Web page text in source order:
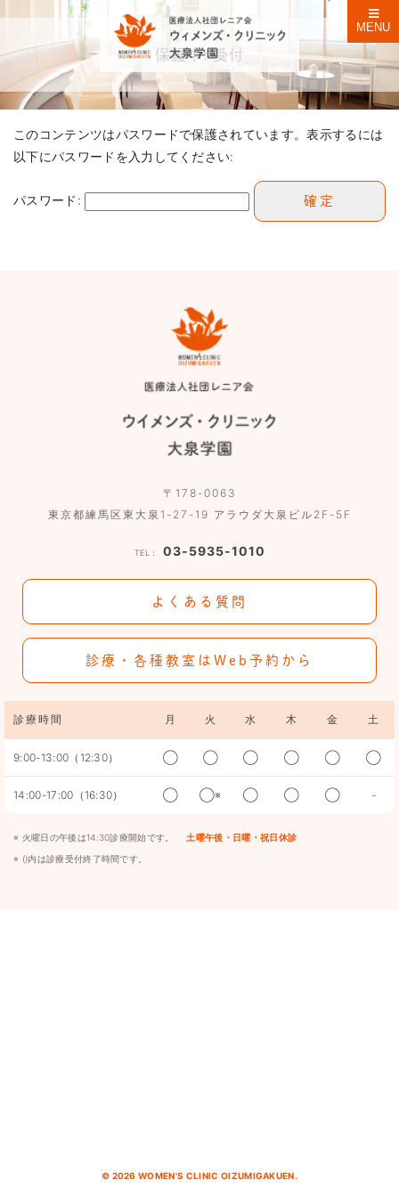
MENU
保護中: 受付
このコンテンツはパスワードで保護されています。表示するには
以下にパスワードを入力してください:
パスワード:
〒178-0063
東京都練馬区東大泉1-27-19 アラウダ大泉ビル2F-5F
TEL： 03-5935-1010
よくある質問
診療・各種教室はWeb予約から
診療時間 月 火 水 木 金 土
9:00-13:00（12:30） ◯ ◯ ◯ ◯ ◯ ◯
14:00-17:00（16:30） ◯ ◯※ ◯ ◯ ◯ -
※ 火曜日の午後は14:30診療開始です。 土曜午後・日曜・祝日休診
※ ()内は診療受付終了時間です。
© 2026 WOMEN'S CLINIC OIZUMIGAKUEN.